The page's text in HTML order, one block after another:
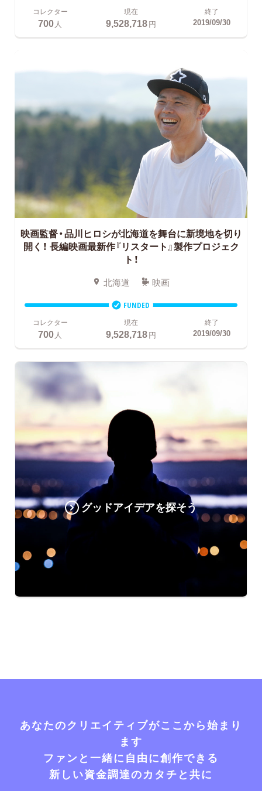
コレクター
700 人
現在
9,528,718円
終了
2019/09/30
映画監督・品川ヒロシが北海道を舞台に新境地を切り
開く！ 長編映画最新作『リスタート』製作プロジェク
ト！
北海道 映画
FUNDED
コレクター
700人
現在
9,528,718円
終了
2019/09/30
グッドアイデアを探そう
あなたのクリエイティブがここから始まり
ます
ファンと一緒に自由に創作できる
新しい資金調達のカタチと共に